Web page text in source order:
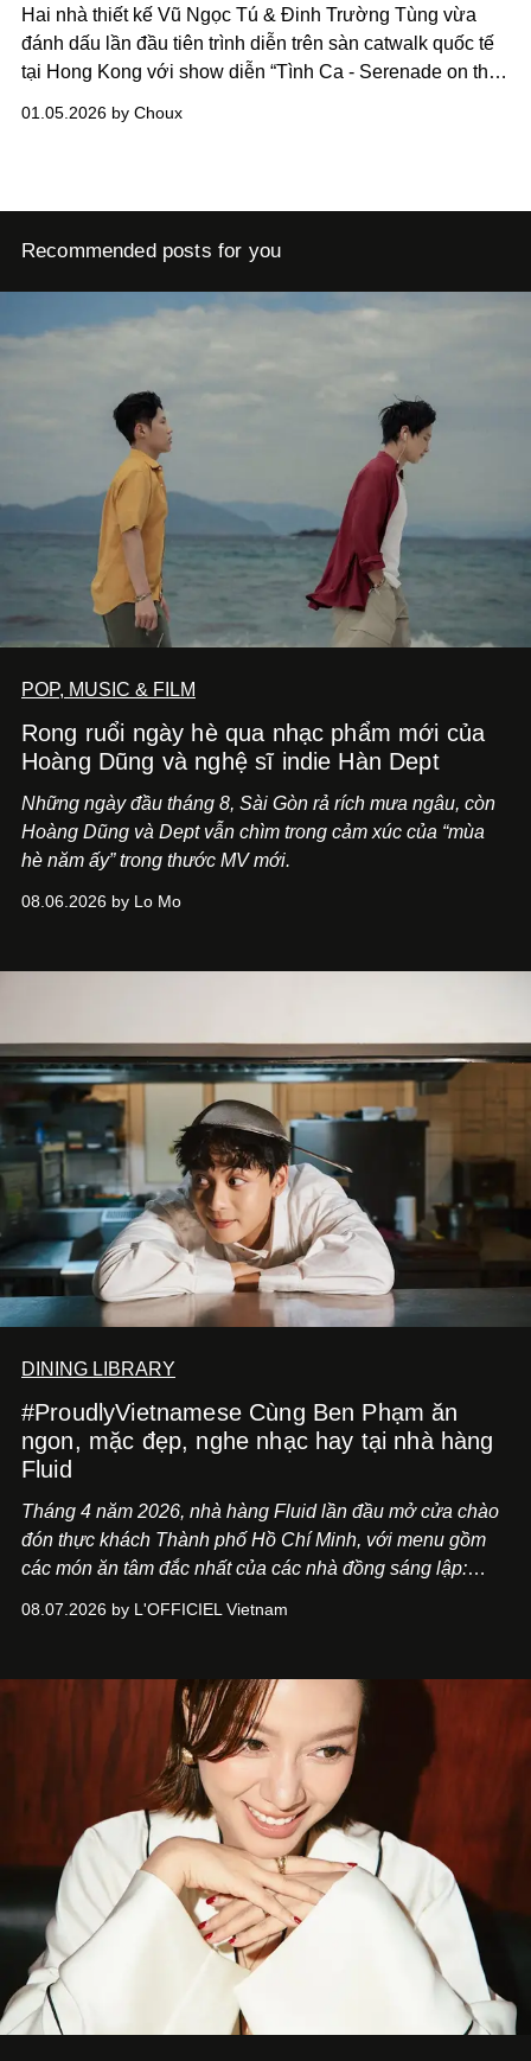
Hai nhà thiết kế Vũ Ngọc Tú & Đinh Trường Tùng vừa
đánh dấu lần đầu tiên trình diễn trên sàn catwalk quốc tế
tại Hong Kong với show diễn “Tình Ca - Serenade on the
một trải nghiệm thời trang đầy cảm xúc, nơi nghệ thuật,
dưới hình thức ghi hình tại West Kowloon.
01.05.2026 by Choux
Recommended posts for you
POP, MUSIC & FILM
Rong ruổi ngày hè qua nhạc phẩm mới của
Hoàng Dũng và nghệ sĩ indie Hàn Dept
Những ngày đầu tháng 8, Sài Gòn rả rích mưa ngâu, còn
Hoàng Dũng và Dept vẫn chìm trong cảm xúc của “mùa
hè năm ấy” trong thước MV mới.
08.06.2026 by Lo Mo
DINING LIBRARY
#ProudlyVietnamese Cùng Ben Phạm ăn
ngon, mặc đẹp, nghe nhạc hay tại nhà hàng
Fluid
Tháng 4 năm 2026, nhà hàng Fluid lần đầu mở cửa chào
đón thực khách Thành phố Hồ Chí Minh, với menu gồm
các món ăn tâm đắc nhất của các nhà đồng sáng lập:
món ăn đa dạng từ Á đến Âu nhanh chóng được yêu thích
mang đến niềm vui cho thực khách.
08.07.2026 by L'OFFICIEL Vietnam